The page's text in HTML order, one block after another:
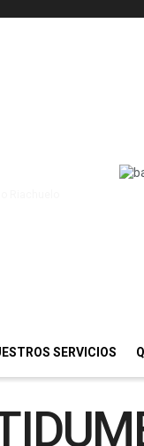
SERVICIOS